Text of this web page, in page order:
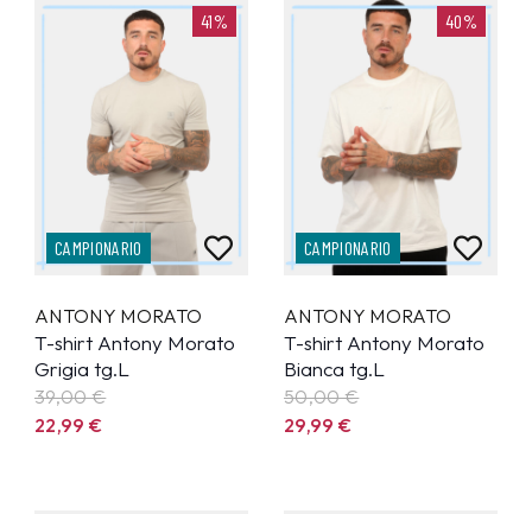
41%
CAMPIONARIO
ANTONY MORATO
T-shirt Antony Morato
Grigia tg.L
39,00 €
22,99€
40%
CAMPIONARIO
ANTONY MORATO
T-shirt Antony Morato
Bianca tg.L
50,00 €
29,99€